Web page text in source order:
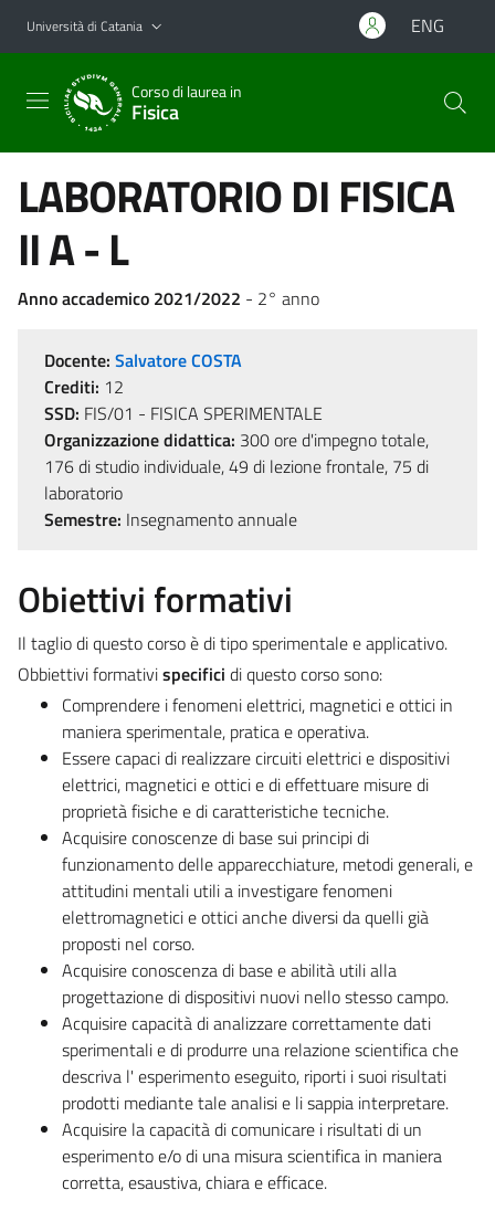
Vai al contenuto principale
Vai al menu di navigazione
Università di Catania ENG
Corso di laurea in
Fisica
LABORATORIO DI FISICA
II A - L
Anno accademico 2021/2022 - 2° anno
Docente: Salvatore COSTA
Crediti: 12
SSD: FIS/01 - FISICA SPERIMENTALE
Organizzazione didattica: 300 ore d'impegno totale,
176 di studio individuale, 49 di lezione frontale, 75 di
laboratorio
Semestre: Insegnamento annuale
Obiettivi formativi
Il taglio di questo corso è di tipo sperimentale e applicativo.
Obbiettivi formativispecifici di questo corso sono:
Comprendere i fenomeni elettrici, magnetici e ottici in
maniera sperimentale, pratica e operativa.
Essere capaci di realizzare circuiti elettrici e dispositivi
elettrici, magnetici e ottici e di effettuare misure di
proprietà fisiche e di caratteristiche tecniche.
Acquisire conoscenze di base sui principi di
funzionamento delle apparecchiature, metodi generali, e
attitudini mentali utili a investigare fenomeni
elettromagnetici e ottici anche diversi da quelli già
proposti nel corso.
Acquisire conoscenza di base e abilità utili alla
progettazione di dispositivi nuovi nello stesso campo.
Acquisire capacità di analizzare correttamente dati
sperimentali e di produrre una relazione scientifica che
descriva l' esperimento eseguito, riporti i suoi risultati
prodotti mediante tale analisi e li sappia interpretare.
Acquisire la capacità di comunicare i risultati di un
esperimento e/o di una misura scientifica in maniera
corretta, esaustiva, chiara e efficace.